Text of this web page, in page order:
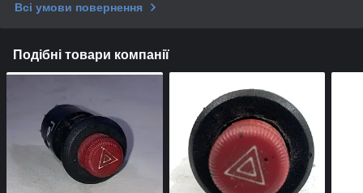
Всі умови повернення
Подібні товари компанії